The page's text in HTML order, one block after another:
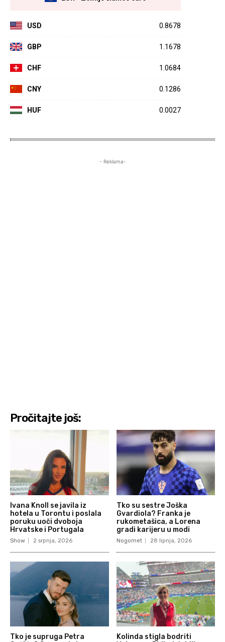
USD 0.8678
GBP 1.1678
CHF 1.0684
CNY 0.1286
HUF 0.0027
- Reklama-
Pročitajte još:
Ivana Knoll se javila iz
hotela u Torontu i poslala
poruku uoči dvoboja
Hrvatske i Portugala
Show 2 srpnja, 2026
Tko su sestre Joška
Gvardiola? Franka je
rukometašica, a Lorena
gradi karijeru u modi
Nogomet 28 lipnja, 2026
Tko je supruga Petra
Kolinda stigla bodriti